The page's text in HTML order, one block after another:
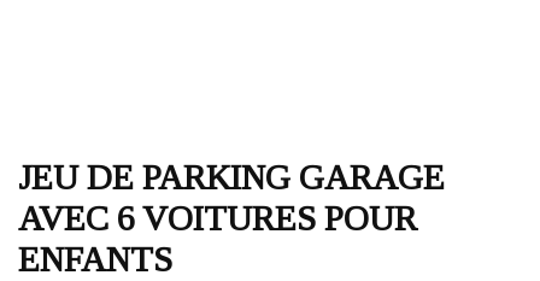
JEU DE PARKING GARAGE
AVEC 6 VOITURES POUR
ENFANTS